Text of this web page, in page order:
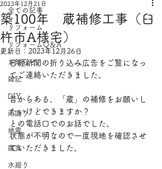
ふるさとリフォーム工務店
​〒870-0322 大分県大分市恵比寿町10-14
電話：097-507-4042
メール： 7597mook@jcom.zaq.ne.jp
全ての記事
リフォーム
リフォームQ＆A
お知らせ
雑記
DIY
雨漏り
地震
腐食
水廻り
築100年 蔵補修工事（臼
杵市A様宅）
2023年12月21日
更新日： 2023年12月26日
日経新聞の折り込み広告をご覧になっ
てご連絡いただきました。
昔からある、「蔵」の補修をお願いし
たいけどできますか？
との電話口でのお話でした。
状態が不明なので一度現地を確認させ
ていただきました。